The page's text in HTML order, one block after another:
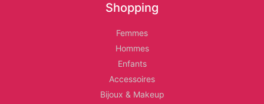
Shopping
Femmes
Hommes
Enfants
Accessoires
Bijoux & Makeup